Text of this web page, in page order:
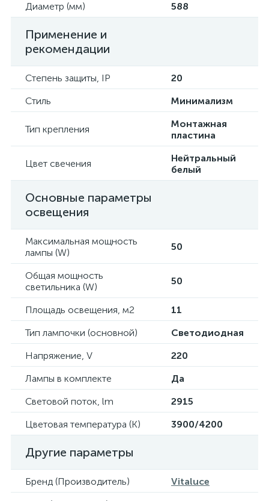
Диаметр (мм) 588
Применение и
рекомендации
Степень защиты, IP
20
Стиль
Минимализм
Тип крепления
Монтажная
пластина
Цвет свечения
Нейтральный
белый
Основные параметры
освещения
Максимальная мощность
лампы (W)
50
Общая мощность
светильника (W)
50
Площадь освещения, м2
11
Тип лампочки (основной)
Светодиодная
Напряжение, V
220
Лампы в комплекте
Да
Световой поток, lm
2915
Цветовая температура (К)
3900/4200
Другие параметры
Бренд (Производитель)
Vitaluce